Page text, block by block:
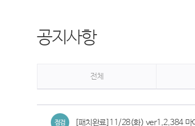
공지사항
전체
[패치완료]11/28(화) ver1.2.384